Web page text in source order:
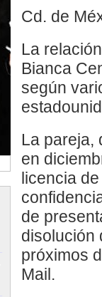
Cd. de
La
Bianca
según
La pareja,
en
licencia
de
disolución
próximos
Mail.